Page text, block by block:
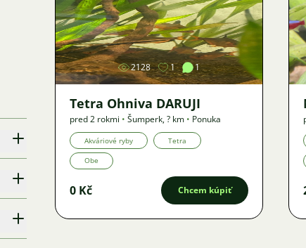
Obrázok
2128 1 1
Tetra Ohniva DARUJI
pred 2 rokmi • Šumperk,? km • Ponuka
Akváriové ryby Tetra
Obe
0 Kč Chcem kúpiť